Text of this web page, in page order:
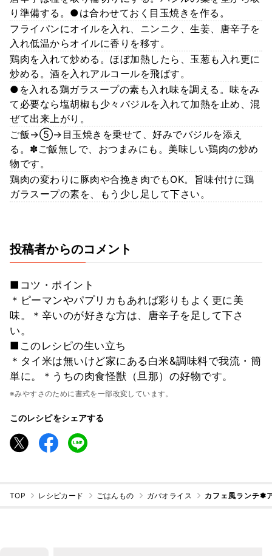
り準備する。●は合わせておく目玉焼きを作る。
フライパンにオイルを入れ、ニンニク、生姜、唐辛子を
入れ低温からオイルに香りを移す。
鶏肉を入れて炒める。ほぼ加熱したら、玉葱も入れ更に
炒める。酒を入れアルコールを飛ばす。
●を入れる鶏ガラスープの素も入れ味を調える。味をみ
て必要なら塩胡椒も少々バジルを入れて加熱を止め、混
ぜて出来上がり。
ご飯→⑤→目玉焼きを乗せて、好みでバジルを添え
る。✽ご飯無しで、おつまみにも。美味しい鶏肉の炒め
物です。
鶏肉の変わりに豚肉や合挽き肉でもOK。旨味付けに鶏
ガラスープの素を、もう少し足して下さい。
投稿者からのコメント
■コツ・ポイント
＊ピーマンやパプリカもあれば彩りもよく更に美
味。＊辛いのが好きな方は、唐辛子を足して下さ
い。
■このレシピの生い立ち
＊タイ米は無いけど家にある白米&調味料で我流・簡
単に。＊うちの肉食怪獣（旦那）の好物です。
※みやすさのために書式を一部改変しています。
このレシピをシェアする
TOP レシピカード ごはんもの ガパオライス カフェ風ランチ✽